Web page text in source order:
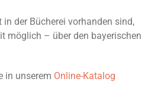
in der Bücherei vorhanden sind,
möglich – über den bayerischen
in unserem Online-Katalog